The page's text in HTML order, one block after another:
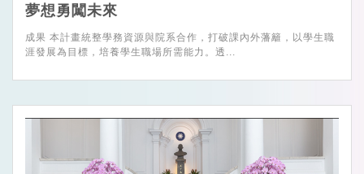
夢想勇闖未來
成果 本計畫統整學務資源與院系合作，打破課內外藩籬，以學生職
涯發展為目標，培養學生職場所需能力。透...